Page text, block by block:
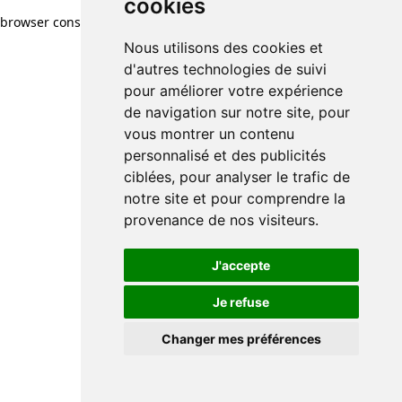
cookies
Nous utilisons des cookies et
d'autres technologies de suivi
pour améliorer votre expérience
de navigation sur notre site, pour
vous montrer un contenu
personnalisé et des publicités
ciblées, pour analyser le trafic de
notre site et pour comprendre la
provenance de nos visiteurs.
J'accepte
Je refuse
Changer mes préférences
browser console for more information)